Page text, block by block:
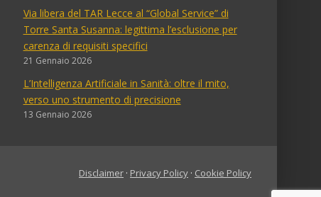
Via libera del TAR Lecce al “Global Service” di
Torre Santa Susanna: legittima l’esclusione per
carenza di requisiti specifici
21 Gennaio 2026
L’Intelligenza Artificiale in Sanità: oltre il mito,
verso uno strumento di precisione
13 Gennaio 2026
Disclaimer · Privacy Policy · Cookie Policy